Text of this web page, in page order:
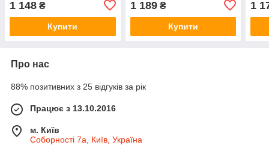
1 148 ₴
Купити
1 189₴
Купити
1
Про нас
88% позитивних з 25 відгуків за рік
Працює з 13.10.2016
м. Київ
Соборності 7а, Київ, Україна